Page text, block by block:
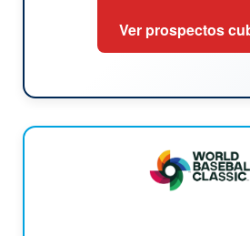
Ver prospectos